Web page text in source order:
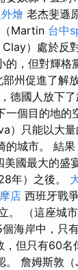
燴 老杰斐遜
（Martin 台中
）處於反
，但對輝格
州促進了解
德國人放下了
個目的地的
）只能以大量
的城市。 結
美國最大的
年）之後。
店 西班牙戰
。 （這座城
海岸中，只
但只有60
。 詹姆斯敦